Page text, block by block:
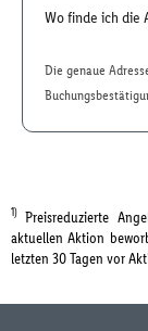
Wo finde ich die
Die genaue
1) Preisreduzierte
aktuellen Aktion
letzten 30 Tagen vor